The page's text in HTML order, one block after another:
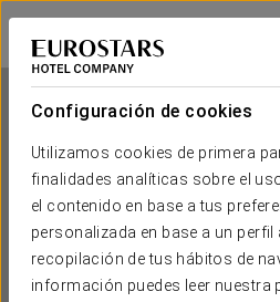
Configuración de cookies
Utilizamos cookies de primera
finalidades analíticas sobre el
el contenido en base a tus
personalizada en base a un perfil
recopilación de tus hábitos de
información puedes leer nuestra
Eurostars Diana Palace
PALENCIA
Eurostars